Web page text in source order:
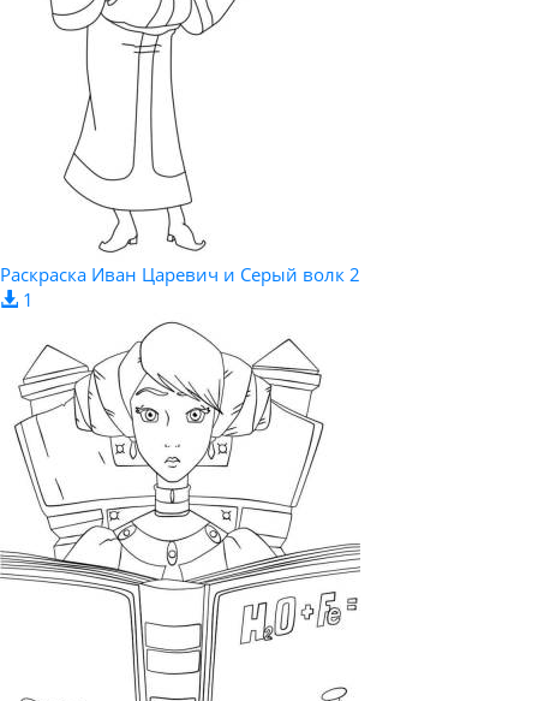
Раскраска Иван Царевич и Серый волк 2
1